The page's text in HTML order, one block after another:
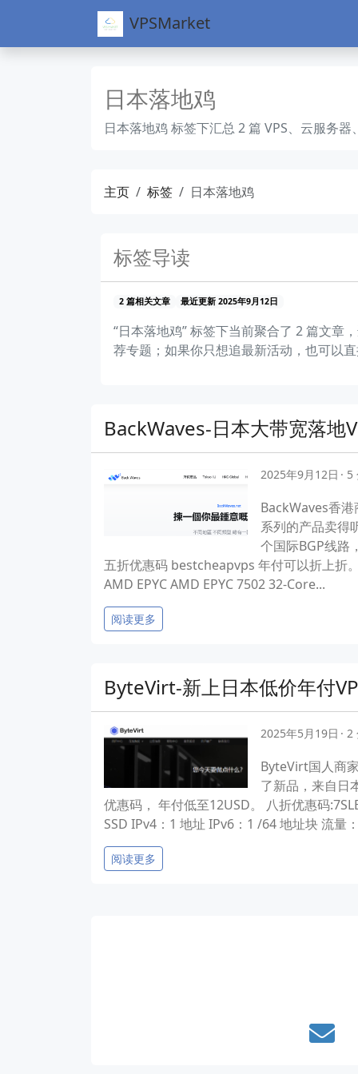
VPSMarket
日本落地鸡
日本落地鸡 标签下汇总 2 篇 VPS、云服务
主页 标签 日本落地鸡
标签导读
2 篇相关文章 最近更新 2025年9月12日
“日本落地鸡” 标签下当前聚合了 2 篇文章
荐专题；如果你只想追最新活动，也可以
BackWaves-日本大带宽落地
2025年9月12日 5
BackWaves香
系列的产品卖得
个国际BGP线路
五折优惠码 bestcheapvps 年付可以折上折
AMD EPYC AMD EPYC 7502 32-Core...
阅读更多
ByteVirt-新上日本低价年付
2025年5月19日 2
ByteVirt国人商
了新品，来自日
优惠码， 年付低至12USD。 八折优惠码
SSD IPv4：1 地址 IPv6：1 /64 地址块 流量
阅读更多